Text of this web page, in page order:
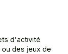
d'activité
des jeux de